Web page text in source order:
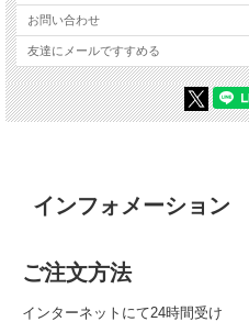
お問い合わせ
友達にメールですすめる
インフォメーション
ご注文方法
インターネットにて24時間受け